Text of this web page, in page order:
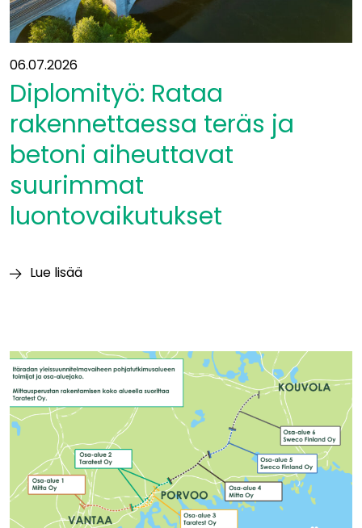
06.07.2026
Diplomityö: Rataa
rakennettaessa teräs ja
betoni aiheuttavat
suurimmat
luontovaikutukset
Lue lisää
teräs
ja
betoni
aiheuttavat
suurimmat
luontovaikutukset